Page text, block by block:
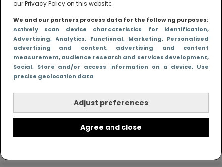
our Privacy Policy on this website.
We and our partners process data for the following purposes:
Actively scan device characteristics for identification,
Advertising, Analytics, Functional, Marketing, Personalised
advertising and content, advertising and content
measurement, audience research and services development,
Social, Store and/or access information on a device, Use
precise geolocation data
Adjust preferences
Agree and close